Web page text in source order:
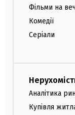
Фільми на
Комедії
Серіали
Аналітика
Купівля